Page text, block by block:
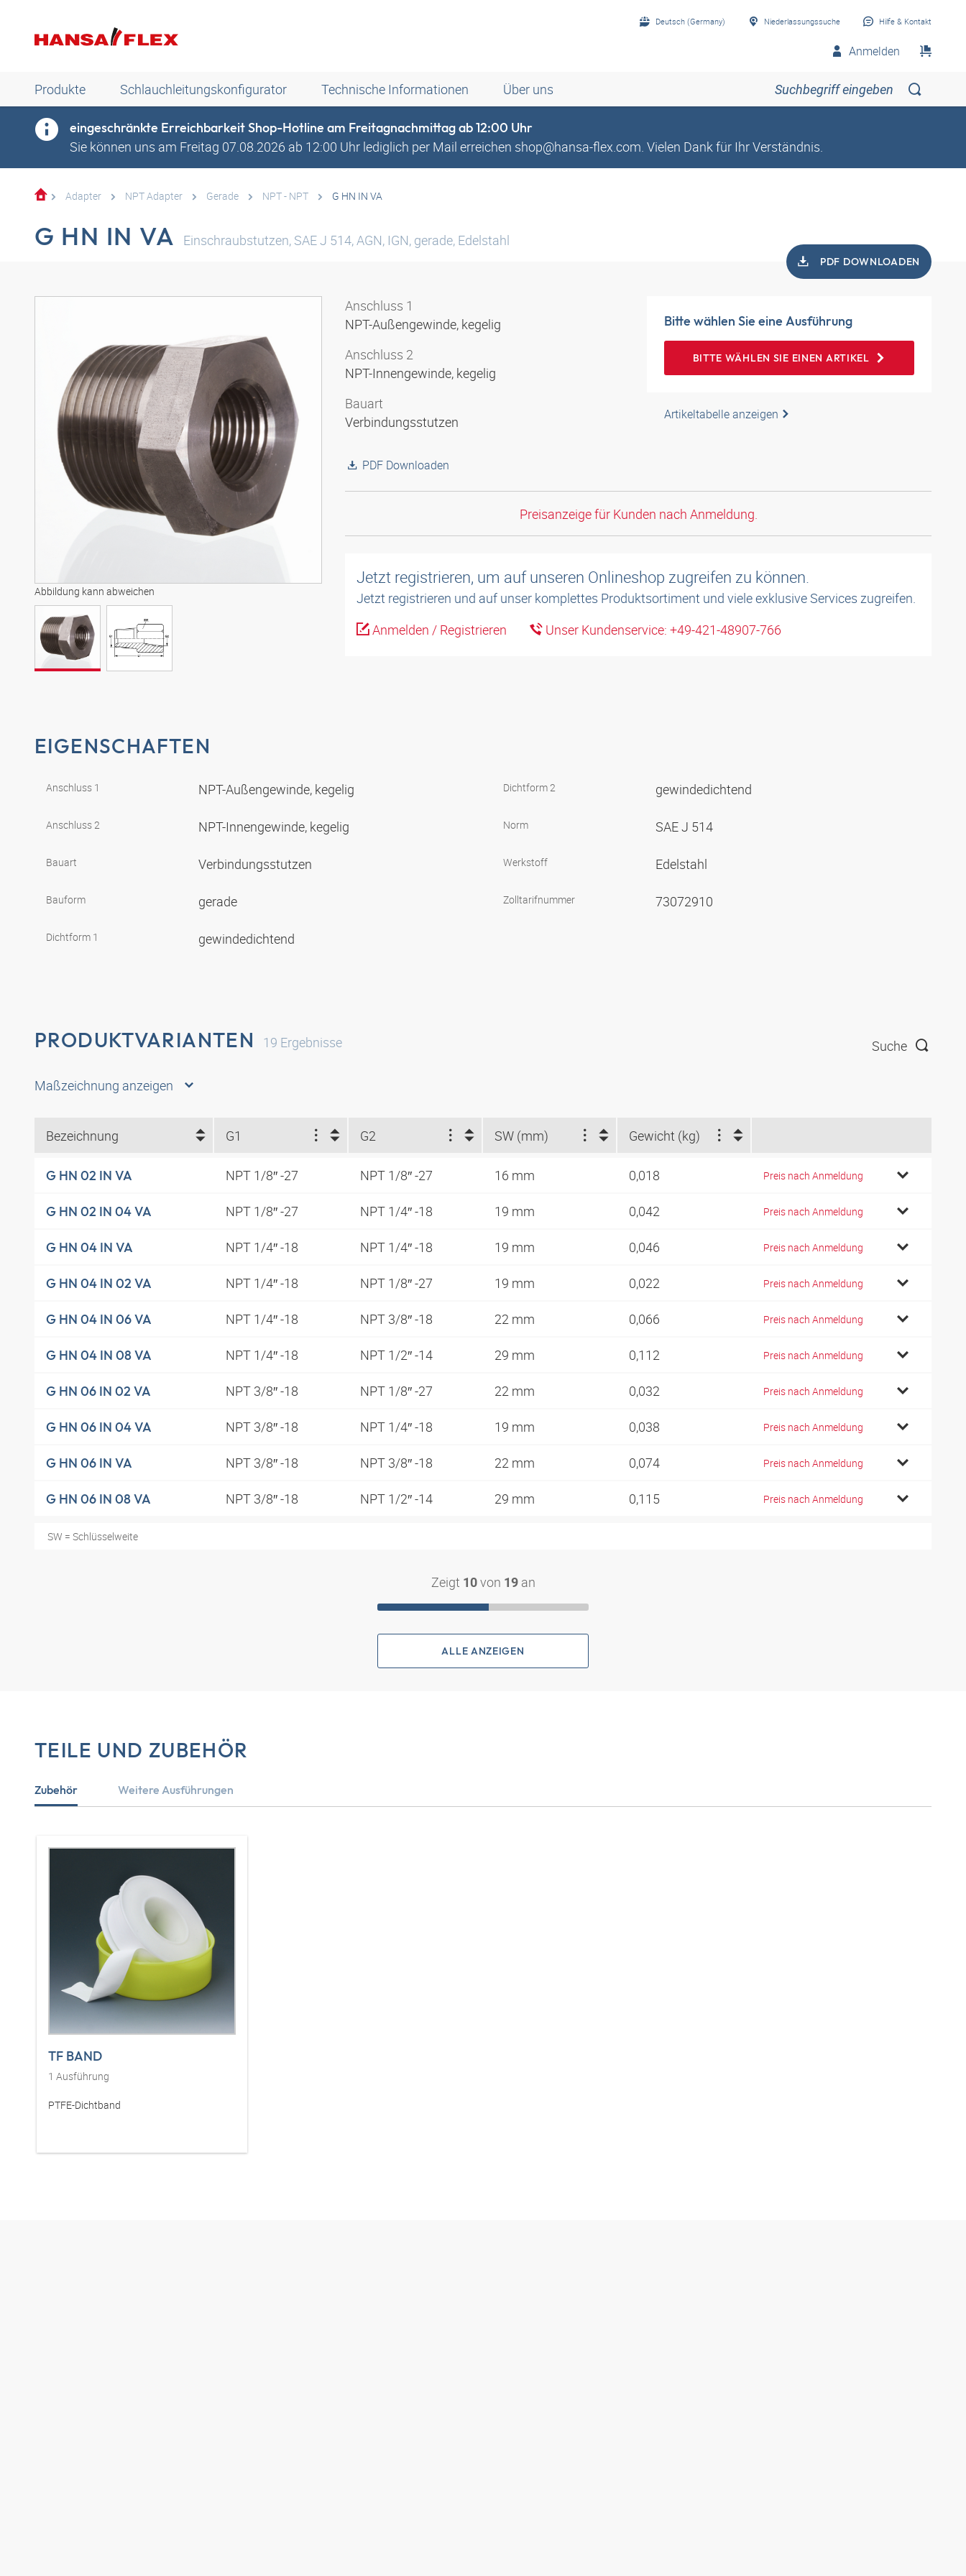
Deutsch (Germany) Niederlassungssuche Hilfe & Kontakt
Anmelden
Produkte Schlauchleitungskonfigurator Technische Informationen Über uns
eingeschränkte Erreichbarkeit Shop-Hotline am Freitagnachmittag ab 12:00 Uhr
Sie können uns am Freitag 07.08.2026 ab 12:00 Uhr lediglich per Mail erreichen shop@hansa-flex.com. Vielen Dank für Ihr Verständnis.
Adapter NPT Adapter Gerade NPT - NPT G HN IN VA
G HN IN VA Einschraubstutzen, SAE J 514, AGN, IGN, gerade, Edelstahl
PDF DOWNLOADEN
Abbildung kann abweichen
Anschluss 1
NPT-Außengewinde, kegelig
Anschluss 2
NPT-Innengewinde, kegelig
Bauart
Verbindungsstutzen
PDF Downloaden
Bitte wählen Sie eine Ausführung
BITTE WÄHLEN SIE EINEN ARTIKEL
Artikeltabelle anzeigen
Preisanzeige für Kunden nach Anmeldung.
Jetzt registrieren, um auf unseren Onlineshop zugreifen zu können.
Jetzt registrieren und auf unser komplettes Produktsortiment und viele exklusive Services zugreifen.
Anmelden / Registrieren
Unser Kundenservice: +49-421-48907-766
EIGENSCHAFTEN
Anschluss 1 NPT-Außengewinde, kegelig
Anschluss 2 NPT-Innengewinde, kegelig
Bauart Verbindungsstutzen
Bauform gerade
Dichtform 1 gewindedichtend
Dichtform 2 gewindedichtend
Norm SAE J 514
Werkstoff Edelstahl
Zolltarifnummer 73072910
PRODUKTVARIANTEN 19 Ergebnisse Suche
Maßzeichnung anzeigen
Bezeichnung G1 G2 SW (mm) Gewicht (kg)
G HN 02 IN VA NPT 1/8″ -27 NPT 1/8″ -27 16 mm 0,018 Preis nach Anmeldung
G HN 02 IN 04 VA NPT 1/8″ -27 NPT 1/4″ -18 19 mm 0,042 Preis nach Anmeldung
G HN 04 IN VA NPT 1/4″ -18 NPT 1/4″ -18 19 mm 0,046 Preis nach Anmeldung
G HN 04 IN 02 VA NPT 1/4″ -18 NPT 1/8″ -27 19 mm 0,022 Preis nach Anmeldung
G HN 04 IN 06 VA NPT 1/4″ -18 NPT 3/8″ -18 22 mm 0,066 Preis nach Anmeldung
G HN 04 IN 08 VA NPT 1/4″ -18 NPT 1/2″ -14 29 mm 0,112 Preis nach Anmeldung
G HN 06 IN 02 VA NPT 3/8″ -18 NPT 1/8″ -27 22 mm 0,032 Preis nach Anmeldung
G HN 06 IN 04 VA NPT 3/8″ -18 NPT 1/4″ -18 19 mm 0,038 Preis nach Anmeldung
G HN 06 IN VA NPT 3/8″ -18 NPT 3/8″ -18 22 mm 0,074 Preis nach Anmeldung
G HN 06 IN 08 VA NPT 3/8″ -18 NPT 1/2″ -14 29 mm 0,115 Preis nach Anmeldung
SW = Schlüsselweite
Zeigt 10von 19an
ALLE ANZEIGEN
TEILE UND ZUBEHÖR
Zubehör
TF BAND
1 Ausführung
PTFE-Dichtband
Weitere Ausführungen